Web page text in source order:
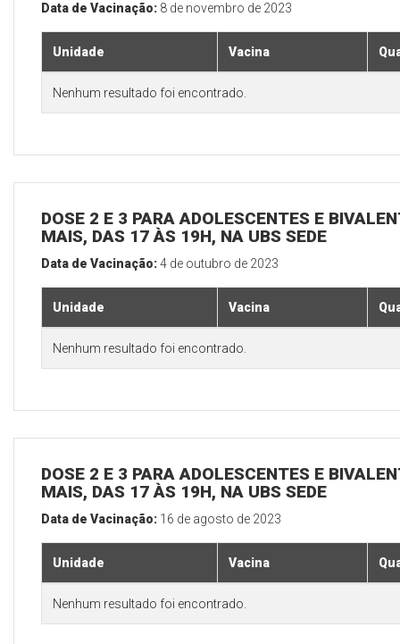
Data de Vacinação: 8 de novembro de 2023
Unidade Vacina
Nenhum resultado foi encontrado.
DOSE 2 E 3 PARA ADOLESCENTES E
MAIS, DAS 17 ÀS 19H, NA UBS SEDE
Data de Vacinação:4 de outubro de 2023
Unidade Vacina
Nenhum resultado foi encontrado.
DOSE 2 E 3 PARA ADOLESCENTES E
MAIS, DAS 17 ÀS 19H, NA UBS SEDE
Data de Vacinação: 16 de agosto de 2023
Unidade Vacina
Nenhum resultado foi encontrado.